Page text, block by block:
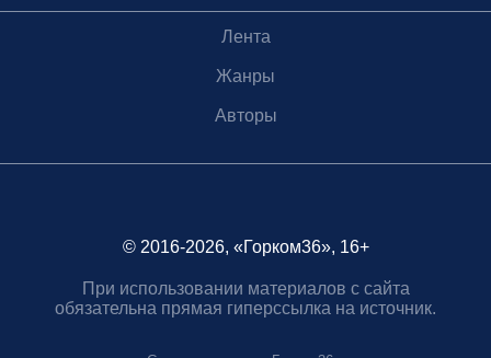
Лента
Жанры
Авторы
© 2016-2026, «Горком36», 16+
При использовании материалов с сайта
обязательна прямая гиперссылка на источник.